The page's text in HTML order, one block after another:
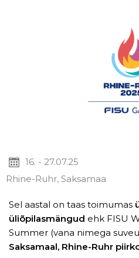
16. - 27.07.25
Rhine-Ruhr, Saksamaa
Sel aastal on taas toimumas
üliõpilasmängud ehk FISU
Summer (vana nimega
Saksamaal, Rhine-Ruhr